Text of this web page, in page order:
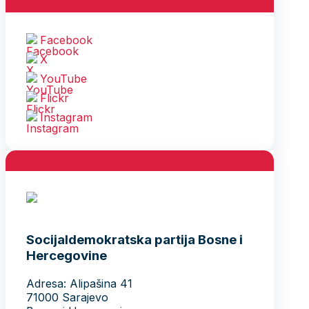
Facebook
X
YouTube
Flickr
Instagram
Socijaldemokratska partija Bosne i
Hercegovine
Adresa: Alipašina 41
71000 Sarajevo